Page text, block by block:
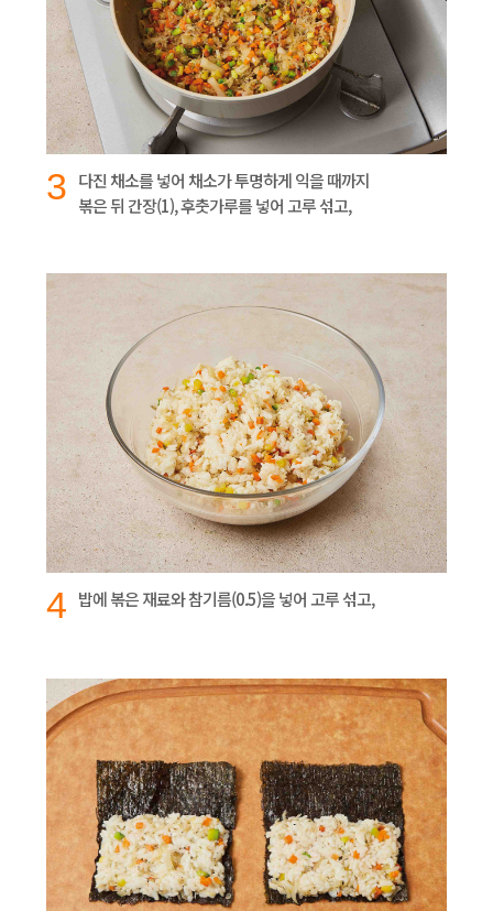
3 다진 채소를 넣어 채소가 투명하게 익을 때까지
볶은 뒤 간장(1), 후춧가루를 넣어 고루 섞고,
4 밥에 볶은 재료와 참기름(0.5)을 넣어 고루 섞고,